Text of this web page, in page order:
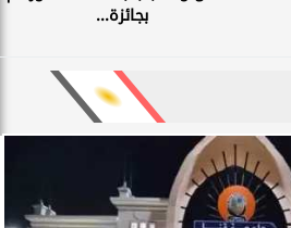
بجائزة...